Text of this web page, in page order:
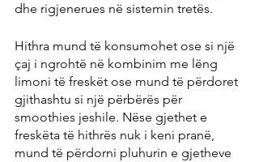
dhe rigjenerues në sistemin tretës.
Hithra mund të konsumohet ose si një
çaj i ngrohtë në kombinim me lëng
limoni të freskët ose mund të përdoret
gjithashtu si një përbërës për
smoothies jeshile. Nëse gjethet e
freskëta të hithrës nuk i keni pranë,
mund të përdorni pluhurin e gjetheve